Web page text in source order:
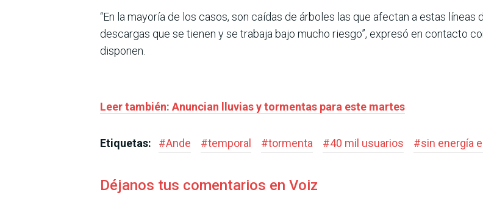
“En la mayoría de los casos, son caídas de árboles las que afectan a estas
descargas que se tienen y se trabaja bajo mucho riesgo”, expresó en contacto
disponen.
Leer también: Anuncian lluvias y tormentas para este martes
Etiquetas: #Ande #temporal #tormenta #40 mil usuarios #sin energía
Déjanos tus comentarios en Voiz